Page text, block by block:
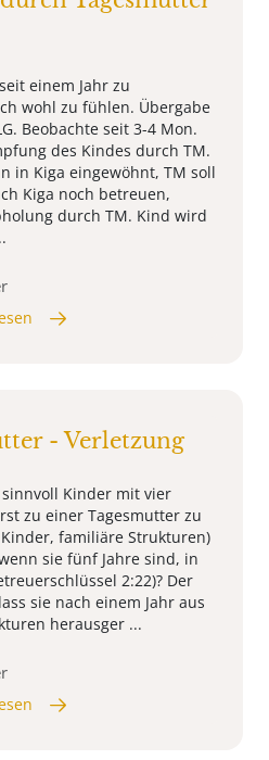
einem Jahr zu
wohl zu fühlen. Übergabe
Beobachte seit 3-4 Mon.
des Kindes durch TM.
in Kiga eingewöhnt, TM soll
Kiga noch betreuen,
durch TM. Kind wird
- Verletzung
Kinder mit vier
zu einer Tagesmutter zu
familiäre Strukturen)
sie fünf Jahre sind, in
2:22)? Der
sie nach einem Jahr aus
herausger ...